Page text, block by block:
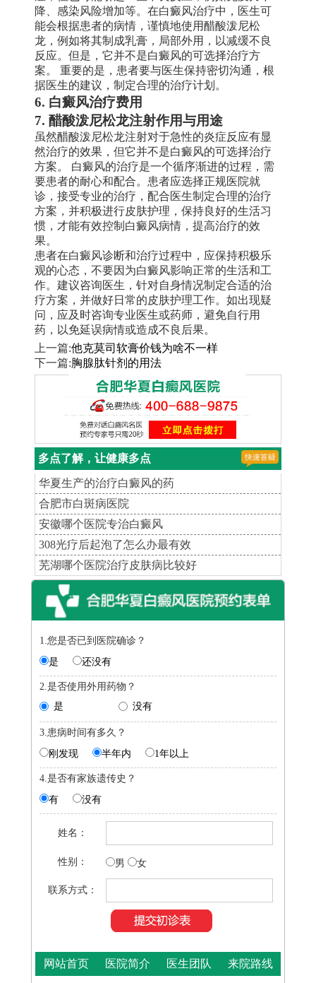
降、感染风险增加等。在白癜风治疗中，医生可
能会根据患者的病情，谨慎地使用醋酸泼尼松
龙，例如将其制成乳膏，局部外用，以减缓不良
反应。但是，它并不是白癜风的可选择治疗方
案。 重要的是，患者要与医生保持密切沟通，根
据医生的建议，制定合理的治疗计划。
6. 白癜风治疗费用
7. 醋酸泼尼松龙注射作用与用途
虽然醋酸泼尼松龙注射对于急性的炎症反应有显
然治疗的效果，但它并不是白癜风的可选择治疗
方案。 白癜风的治疗是一个循序渐进的过程，需
要患者的耐心和配合。患者应选择正规医院就
诊，接受专业的治疗，配合医生制定合理的治疗
方案，并积极进行皮肤护理，保持良好的生活习
惯，才能有效控制白癜风病情，提高治疗的效
果。
患者在白癜风诊断和治疗过程中，应保持积极乐
观的心态，不要因为白癜风影响正常的生活和工
作。建议咨询医生，针对自身情况制定合适的治
疗方案，并做好日常的皮肤护理工作。如出现疑
问，应及时咨询专业医生或药师，避免自行用
药，以免延误病情或造成不良后果。
上一篇:他克莫司软膏价钱为啥不一样
下一篇:胸腺肽针剂的用法
多点了解，让健康多点
华夏生产的治疗白癜风的药
合肥市白斑病医院
安徽哪个医院专治白癜风
308光疗后起泡了怎么办最有效
芜湖哪个医院治疗皮肤病比较好
1.您是否已到医院确诊？
是
还没有
2.是否使用外用药物？
是
没有
3.患病时间有多久？
刚发现
半年内 1年以上
4.是否有家族遗传史？
有
没有
姓名：
性别： 男 女
联系方式：
网站首页 医院简介 医生团队 来院路线